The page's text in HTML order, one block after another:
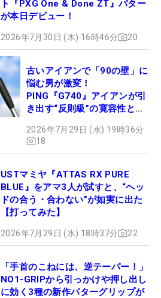
ト『PXG One & Done ZT』パター
が本日デビュー！
2026年7月30日 (木) 16時46分 20
古いアイアンで「90の壁」に
悩む男が激変！
PING『G740』アイアンが引
き出す“反則級”の寛容性と飛
2026年7月29日 (水) 19時36分
18
USTマミヤ『ATTAS RX PURE
BLUE』をアマ3人が試すと、“ヘッ
ドの合う・合わない”が如実に出た
【打ってみた】
2026年7月29日 (水) 18時37分 22
「手首のこねには、逆テーパー！」
NO1-GRIPから引っかけや押し出し
に効く3種の新作パターグリップが